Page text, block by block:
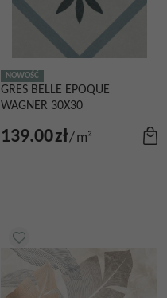
NOWOŚĆ
GRES BELLE EPOQUE
WAGNER 30X30
139.00zł/m²